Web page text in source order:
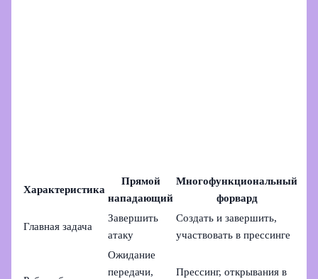
Характеристика
Прямой
нападающий
Многофункциональный
форвард
Главная задача
Завершить
атаку
Создать и завершить,
участвовать в прессинге
Ожидание
передачи,
Прессинг, открывания в